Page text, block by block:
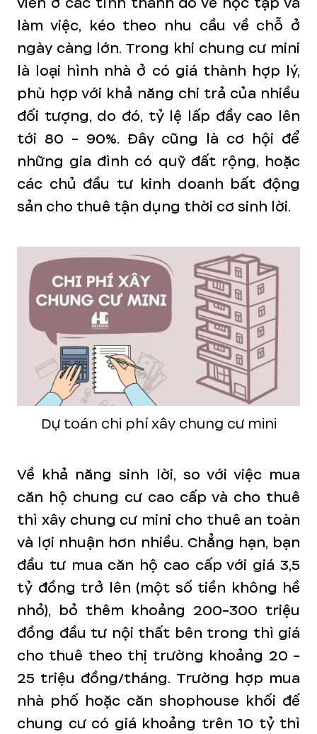
làm việc, kéo theo nhu cầu về chỗ ở
ngày càng lớn. Trong khi chung cư mini
là loại hình nhà ở có giá thành hợp lý,
phù hợp với khả năng chi trả của nhiều
đối tượng, do đó, tỷ lệ lấp đầy cao lên
tới 80 - 90%. Đây cũng là cơ hội để
những gia đình có quỹ đất rộng, hoặc
các chủ đầu tư kinh doanh bất động
sản cho thuê tận dụng thời cơ sinh lời.
Dự toán chi phí xây chung cư mini
Về khả năng sinh lời, so với việc mua
căn hộ chung cư cao cấp và cho thuê
thì xây chung cư mini cho thuê an toàn
và lợi nhuận hơn nhiều. Chẳng hạn, bạn
đầu tư mua căn hộ cao cấp với giá 3,5
tỷ đồng trở lên (một số tiền không hề
nhỏ), bỏ thêm khoảng 200-300 triệu
đồng đầu tư nội thất bên trong thì giá
cho thuê theo thị trường khoảng 20 -
25 triệu đồng/tháng. Trường hợp mua
nhà phố hoặc căn shophouse khối đế
chung cư có giá khoảng trên 10 tỷ thì